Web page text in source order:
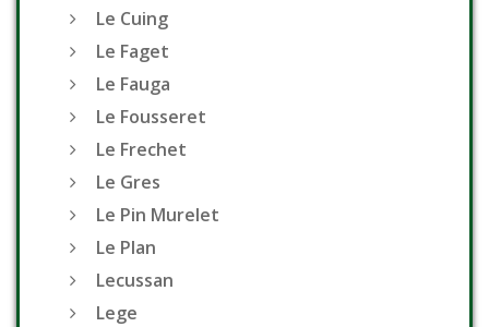
Le Cuing
Le Faget
Le Fauga
Le Fousseret
Le Frechet
Le Gres
Le Pin Murelet
Le Plan
Lecussan
Lege